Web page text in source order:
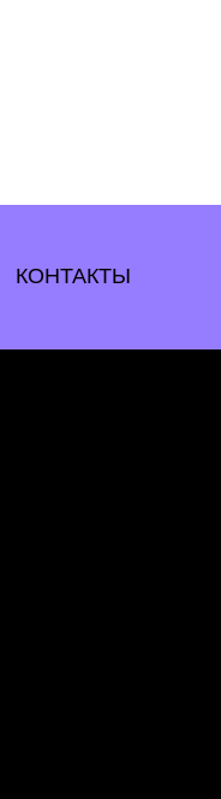
КОНТАКТЫ